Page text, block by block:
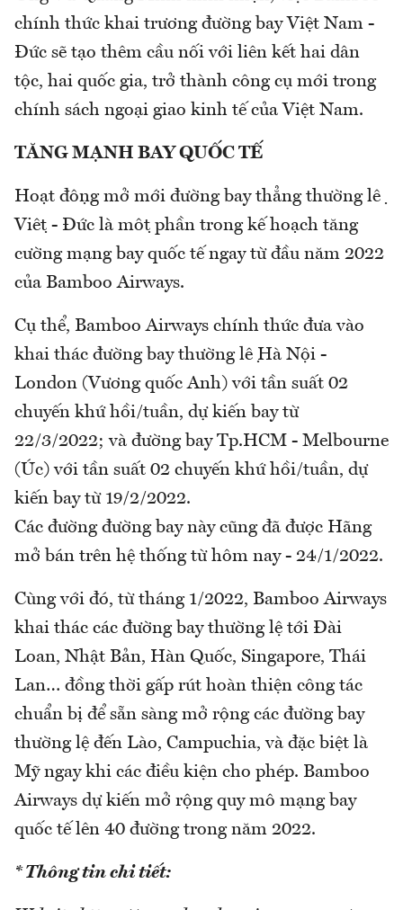
chính thức khai trương đường bay Việt Nam -
Đức sẽ tạo thêm cầu nối với liên kết hai dân
tộc, hai quốc gia, trở thành công cụ mới trong
chính sách ngoại giao kinh tế của Việt Nam.
TĂNG MẠNH BAY QUỐC TẾ
Hoạt động mở mới đường bay thẳng thường lệ
Việt - Đức là một phần trong kế hoạch tăng
cường mạng bay quốc tế ngay từ đầu năm 2022
của Bamboo Airways.
Cụ thể, Bamboo Airways chính thức đưa vào
khai thác đường bay thường lệ Hà Nội -
London (Vương quốc Anh) với tần suất 02
chuyến khứ hồi/tuần, dự kiến bay từ
22/3/2022; và đường bay Tp.HCM - Melbourne
(Úc) với tần suất 02 chuyến khứ hồi/tuần, dự
kiến bay từ 19/2/2022.
Các đường đường bay này cũng đã được Hãng
mở bán trên hệ thống từ hôm nay - 24/1/2022.
Cùng với đó, từ tháng 1/2022, Bamboo Airways
khai thác các đường bay thường lệ tới Đài
Loan, Nhật Bản, Hàn Quốc, Singapore, Thái
Lan… đồng thời gấp rút hoàn thiện công tác
chuẩn bị để sẵn sàng mở rộng các đường bay
thường lệ đến Lào, Campuchia, và đặc biệt là
Mỹ ngay khi các điều kiện cho phép. Bamboo
Airways dự kiến mở rộng quy mô mạng bay
quốc tế lên 40 đường trong năm 2022.
* Thông tin chi tiết: